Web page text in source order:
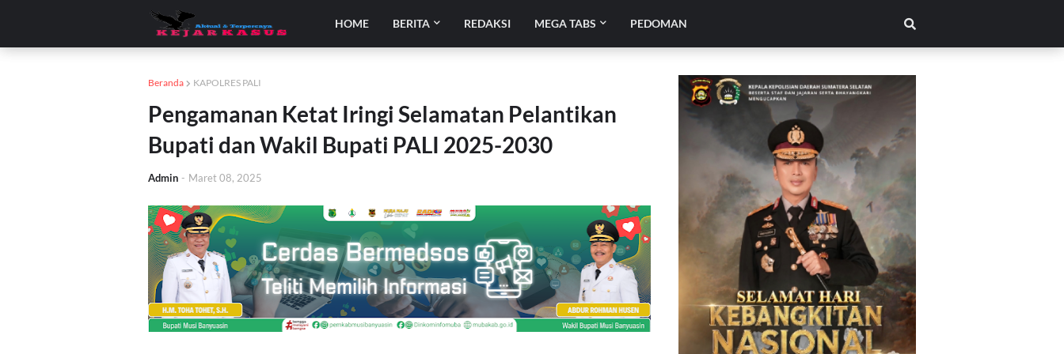
HOME BERITA REDAKSI MEGA TABS PEDOMAN
Beranda KAPOLRES PALI
Pengamanan Ketat Iringi Selamatan Pelantikan
Bupati dan Wakil Bupati PALI 2025-2030
Admin - Maret 08, 2025